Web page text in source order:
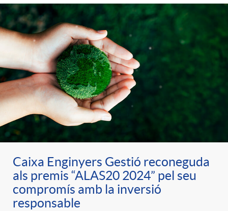
Caixa Enginyers Gestió reconeguda
als premis “ALAS20 2024” pel seu
compromís amb la inversió
responsable